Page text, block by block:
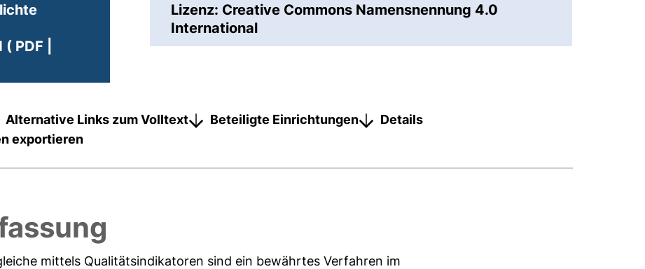
PDF |
Lizenz: Creative Commons Namensnennung 4.0
International
Alternative Links zum Volltext Beteiligte Einrichtungen
Details
exportieren
mittels Qualitätsindikatoren sind ein bewährtes Verfahren im